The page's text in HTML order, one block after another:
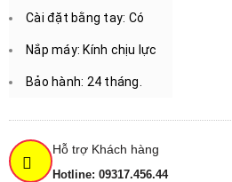
Cài đặt bằng tay: Có
Nắp máy: Kính chịu lực
Bảo hành: 24 tháng.
Hỗ trợ Khách hàng
Hotline: 09317.456.44